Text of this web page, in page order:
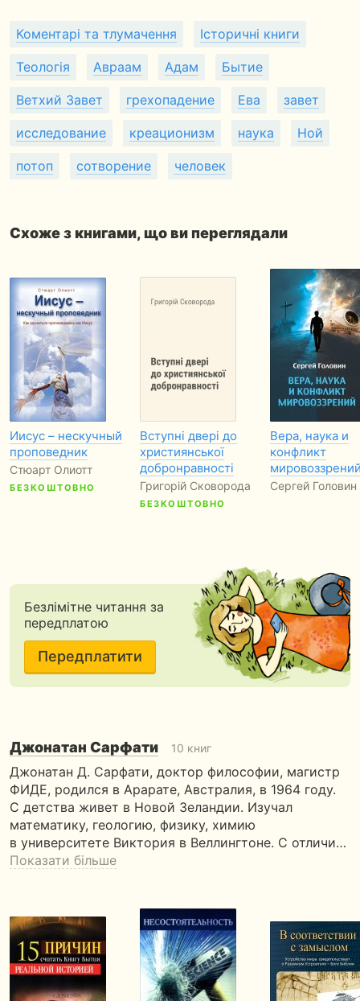
Коментарі та тлумачення Історичні книги
Теологія Авраам Адам Бытие
Ветхий Завет грехопадение Ева завет
исследование креационизм наука Ной
потоп сотворение человек
Схоже з книгами, що ви переглядали
Иисус – нескучный
проповедник
Стюарт Олиотт
БЕЗКОШТОВНО
Вступні двері до
християнської
добронравності
Григорій Сковорода
БЕЗКОШТОВНО
Вера, наука и
конфликт
Сергей Головин
Безлімітне читання за
передплатою
Передплатити
Джонатан Сарфати 10 книг
Джонатан Д. Сарфати, доктор философии, магистр
ФИДЕ, родился в Арарате, Австралия, в 1964 году.
С детства живет в Новой Зеландии. Изучал
математику, геологию, физику, химию
в университете Виктория в Веллингтоне. С отличи…
Показати більше